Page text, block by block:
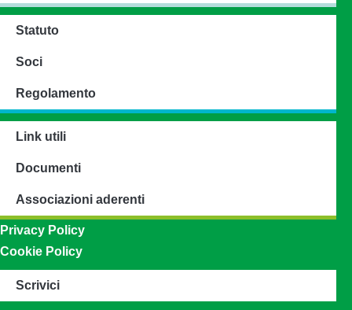
Statuto
Soci
Regolamento
Link utili
Documenti
Associazioni aderenti
Privacy Policy
Cookie Policy
Scrivici